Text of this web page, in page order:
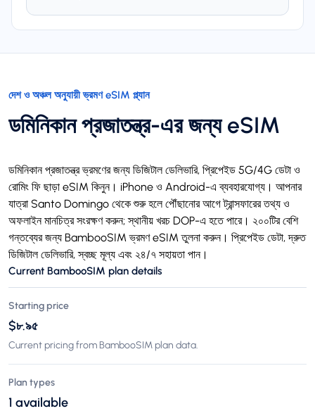
দেশ ও অঞ্চল অনুযায়ী ভ্রমণ eSIM প্ল্যান
ডমিনিকান প্রজাতন্ত্র-এর জন্য eSIM
ডমিনিকান প্রজাতন্ত্র ভ্রমণের জন্য ডিজিটাল ডেলিভারি, প্রিপেইড 5G/4G ডেটা ও
রোমিং ফি ছাড়া eSIM কিনুন। iPhone ও Android-এ ব্যবহারযোগ্য। আপনার
যাত্রা Santo Domingo থেকে শুরু হলে পৌঁছানোর আগে ট্রান্সফারের তথ্য ও
অফলাইন মানচিত্র সংরক্ষণ করুন; স্থানীয় খরচ DOP-এ হতে পারে। ২০০টির বেশি
গন্তব্যের জন্য BambooSIM ভ্রমণ eSIM তুলনা করুন। প্রিপেইড ডেটা, দ্রুত
ডিজিটাল ডেলিভারি, স্বচ্ছ মূল্য এবং ২৪/৭ সহায়তা পান।
Current BambooSIM plan details
Starting price
$৮.৯৫
Current pricing from BambooSIM plan data.
Plan types
1 available